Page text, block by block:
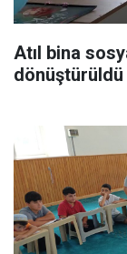
Atıl bina
dönüştürüldü